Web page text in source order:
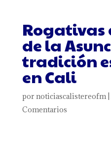
Rogativas
de la
tradición
en Cali
por noticiascalistereofm|
Comentarios